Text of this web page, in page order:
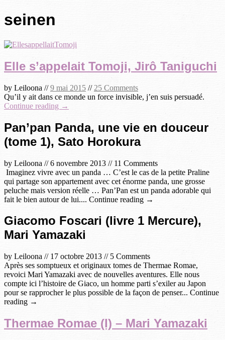
seinen
Elle s’appelait Tomoji, Jirô Taniguchi
by Leiloona //9 mai 2015 // 25 Comments
Qu’il y ait dans ce monde un force invisible, j’en suis persuadé.
Continue reading →
Pan’pan Panda, une vie en douceur
(tome 1), Sato Horokura
by Leiloona //6 novembre 2013 // 11 Comments
Imaginez vivre avec un panda … C’est le cas de la petite Praline
qui partage son appartement avec cet énorme panda, une grosse
peluche mais version réelle … Pan’Pan est un panda adorable qui
fait le bien autour de lui.... Continue reading →
Giacomo Foscari (livre 1 Mercure),
Mari Yamazaki
by Leiloona // 17 octobre 2013 // 5 Comments
Après ses somptueux et originaux tomes de Thermae Romae,
revoici Mari Yamazaki avec de nouvelles aventures. Elle nous
compte ici l’histoire de Giaco, un homme parti s’exiler au Japon
pour se rapprocher le plus possible de la façon de penser... Continue
reading →
Thermae Romae (I) – Mari Yamazaki